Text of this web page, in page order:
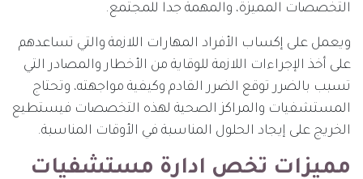
التخصصات المميزة، والمهمة جدا للمجتمع.
ويعمل على إكساب الأفراد المهارات اللازمة والتي تساعدهم
على أخذ الإجراءات اللازمة للوقاية من الأخطار والمصادر التي
تسبب بالضرر توقع الضرر القادم وكيفية مواجهته، وتحتاج
المستشفيات والمراكز الصحية لهذه التخصصات فيستطيع
الخريج على إيجاد الحلول المناسبة في الأوقات المناسبة.
مميزات تخص ادارة مستشفيات